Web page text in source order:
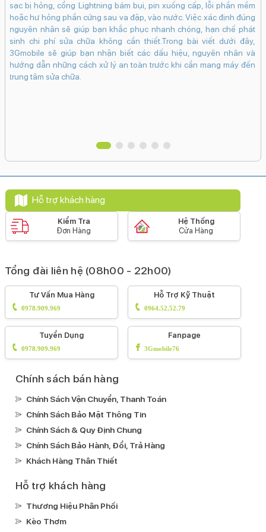
sạc bị hỏng, cổng Lightning bám bụi, pin xuống cấp, lỗi phần mềm
hoặc hư hỏng phần cứng sau va đập, vào nước. Việc xác định đúng
nguyên nhân sẽ giúp bạn khắc phục nhanh chóng, hạn chế phát
sinh chi phí sửa chữa không cần thiết.Trong bài viết dưới đây,
3Gmobile sẽ giúp bạn nhận biết các dấu hiệu, nguyên nhân và
hướng dẫn những cách xử lý an toàn trước khi cần mang máy đến
trung tâm sửa chữa.
Hỗ trợ khách hàng
Kiểm Tra
Đơn Hàng
Hệ Thống
Cửa Hàng
Tổng đài liên hệ (08h00 - 22h00)
Tư Vấn Mua Hàng
0978.909.969
Hỗ Trợ Kỹ Thuật
0964.52.52.79
Tuyển Dụng
0978.909.969
Fanpage
3Gmobile76
Chính sách bán hàng
Chính Sách Vận Chuyển, Thanh Toán
Chính Sách Bảo Mật Thông Tin
Chính Sách & Quy Định Chung
Chính Sách Bảo Hành, Đổi, Trả Hàng
Khách Hàng Thân Thiết
Hỗ trợ khách hàng
Thương Hiệu Phân Phối
Kèo Thơm